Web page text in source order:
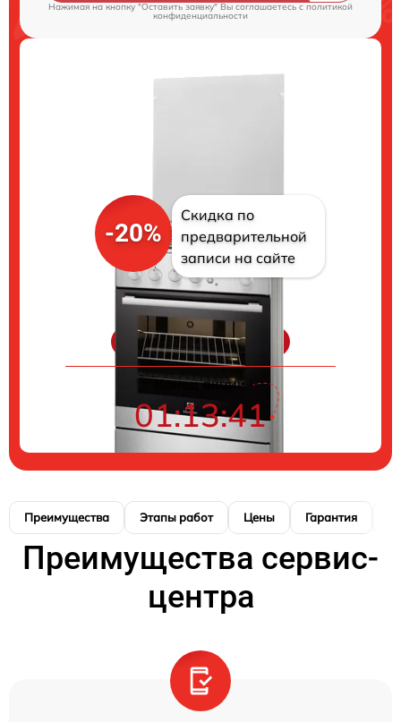
Нажимая на кнопку "Оставить заявку" Вы соглашаетесь cполитикой
конфиденциальности
-20%
Скидка по
предварительной
записи на сайте
Цены на ремонт
Конец акции
01:13:40
Преимущества Этапы работ Цены Гарантия
Преимущества сервис-
центра